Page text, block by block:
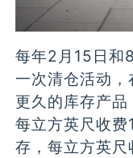
每年2月15日和
一次清仓活动
更久的库存产品
每立方英尺收
存，每立方英